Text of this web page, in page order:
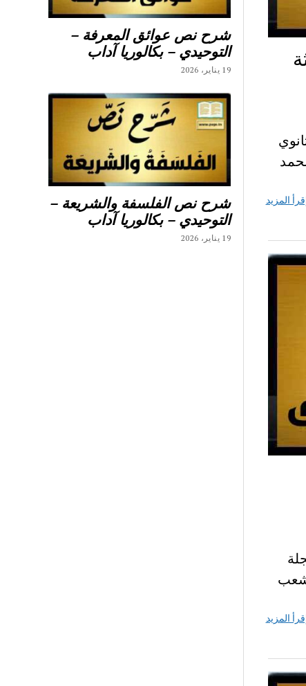
الجمالي لمشهد العالم محور صور ونصوص 3 ثانوي
المزيد
شعب
المزيد
شرح نص عوائق المعرفة –
التوحيدي – بكالوريا آداب
19 يناير، 2026
شرح نص الفلسفة والشريعة –
التوحيدي – بكالوريا آداب
19 يناير، 2026